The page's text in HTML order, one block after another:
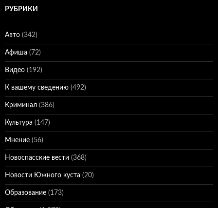
РУБРИКИ
Авто (342)
Афиша (72)
Видео (192)
К вашему сведению (492)
Криминал (386)
Культура (147)
Мнение (56)
Новоспасские вести (368)
Новости Южного куста (20)
Образование (173)